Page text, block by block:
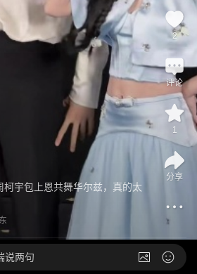
宇包上恩共舞华尔兹，真的太
2
评论
1
分享
说两句